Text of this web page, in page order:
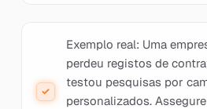
Exemplo real: Uma
perdeu registos de
testou pesquisas por
personalizados.